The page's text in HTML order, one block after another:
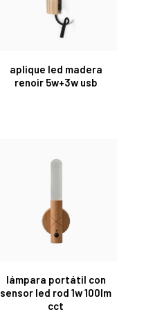
aplique led madera
renoir 5w+3w usb
lámpara portátil con
sensor led rod 1w 100lm
cct